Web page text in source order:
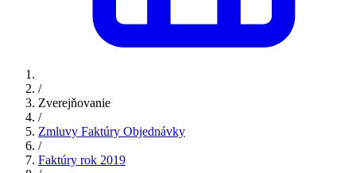
/
Zverejňovanie
/
Zmluvy Faktúry Objednávky
/
Faktúry rok 2019